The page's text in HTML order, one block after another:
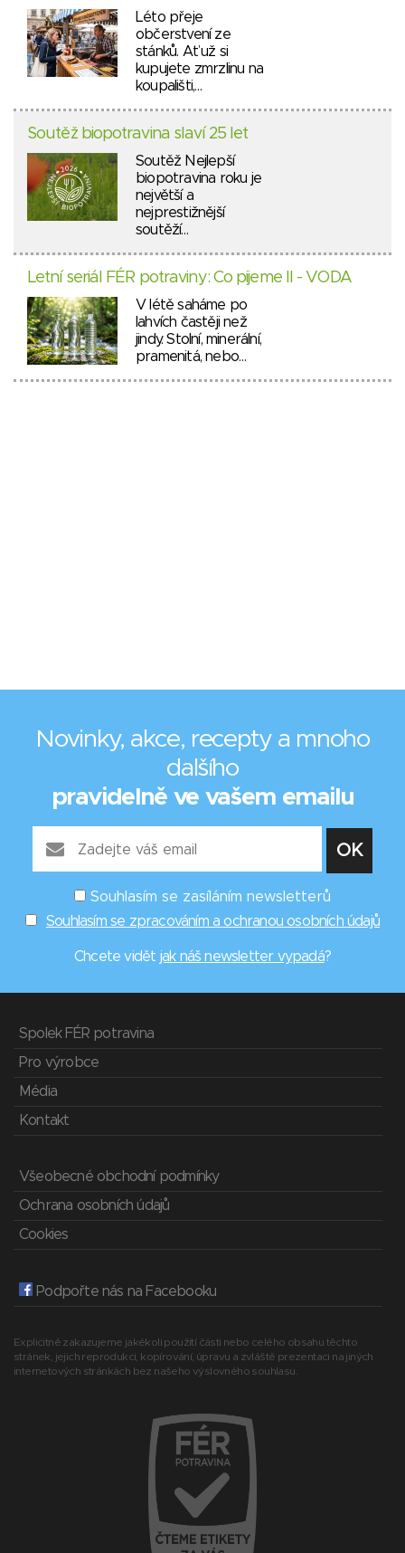
Léto přeje
občerstvení ze
stánků. Ať už si
kupujete zmrzlinu na
koupališti,…
Soutěž biopotravina slaví 25 let
Soutěž Nejlepší
biopotravina roku je
největší a
nejprestižnější
soutěží…
Letní seriál FÉR potraviny: Co pijeme II - VODA
V létě saháme po
lahvích častěji než
jindy. Stolní, minerální,
pramenitá, nebo…
Novinky, akce, recepty a mnoho
dalšího
pravidelně ve vašem emailu
Souhlasím se zasíláním newsletterů
Souhlasím se zpracováním a ochranou osobních údajů
Chcete vidět jak náš newsletter vypadá?
Spolek FÉR potravina
Pro výrobce
Média
Kontakt
Všeobecné obchodní podmínky
Ochrana osobních údajů
Cookies
Podpořte nás na Facebooku
Explicitně zakazujeme jakékoli použití části nebo celého obsahu těchto
stránek, jejich reprodukci, kopírování, úpravu a zvláště prezentaci na jiných
internetových stránkách bez našeho výslovného souhlasu.